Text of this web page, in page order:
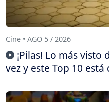
Cine • AGO 5 / 2026
¡Pilas! Lo más
vez y este Top 10 está